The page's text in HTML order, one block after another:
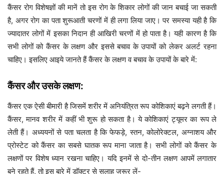
कैंसर रोग विशेषज्ञों की मानें तो इस रोग के शिकार लोगों की जान बचाई जा सकती
है, अगर रोग का पता शुरूआती चरणों में ही लगा लिया जाए। पर समस्या यही है कि
ज्यादातर लोगों में इसका निदान ही आखिरी चरणों में हो पाता है। यही कारण है कि
सभी लोगों को कैंसर के लक्षण और इससे बचाव के उपायों को लेकर अलर्ट रहना
चाहिए। इसलिए आइये जानते हैं कैंसर के लक्षण व बचाव के उपायों के बारे में:
कैंसर और उसके लक्षण:
कैंसर एक ऐसी बीमारी है जिसमें शरीर में अनियंत्रित रूप कोशिकाएं बढ़ने लगती हैं।
कैंसर, मानव शरीर में कहीं भी शुरू हो सकता है। ये कोशिकाएं ट्यूमर का रूप ले
लेती हैं। अध्ययनों से पता चलता है कि फेफड़े, स्तन, कोलोरेक्टल, अग्नाशय और
प्रोस्टेट को कैंसर का सबसे घातक रूप माना जाता है। सभी लोगों को कैंसर के
लक्षणों पर विशेष ध्यान रखना चाहिए। यदि इनमें से दो-तीन लक्षण आपमें लगातार
बने रहते हैं, तो इस बारे में डॉक्टर से सलाह जरूर लें-